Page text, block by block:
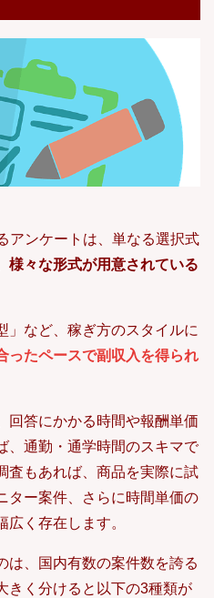
アンケートは、単なる選択式
様々な形式が用意されている
」など、稼ぎ方のスタイルに
ったペースで副収入を得られ
回答にかかる時間や報酬単価
、通勤・通学時間のスキマで
査もあれば、商品を実際に試
ター案件、さらに時間単価の
く存在します。
は、国内有数の案件数を誇る
きく分けると以下の3種類が